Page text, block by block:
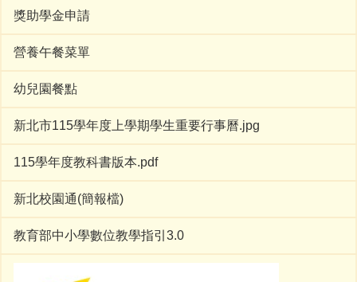
獎助學金申請
營養午餐菜單
幼兒園餐點
新北市115學年度上學期學生重要行事曆.jpg
115學年度教科書版本.pdf
新北校園通(簡報檔)
教育部中小學數位教學指引3.0